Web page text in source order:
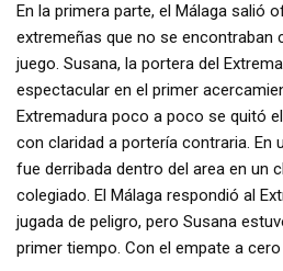
En la primera parte, el Málaga salió
extremeñas que no se encontraban
juego. Susana, la portera del
espectacular en el primer
Extremadura poco a poco se quitó
con claridad a portería contraria. En
fue derribada dentro del area en un
colegiado. El Málaga respondió al
jugada de peligro, pero Susana
primer tiempo. Con el empate a